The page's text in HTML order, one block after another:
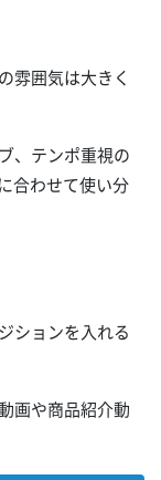
雰囲気は大きく
、テンポ重視の
合わせて使い分
ションを入れる
画や商品紹介動